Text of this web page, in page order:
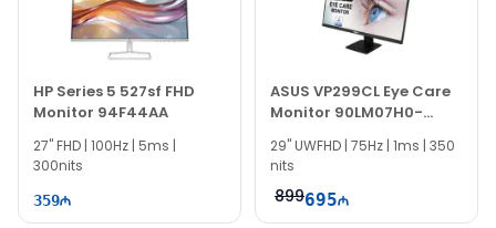
HP Series 5 527sf FHD
Monitor 94F44AA
27" FHD | 100Hz | 5ms |
300nits
359
ASUS VP299CL Eye Care
Monitor 90LM07H0-
B01170
29" UWFHD | 75Hz | 1ms | 350
nits
899695